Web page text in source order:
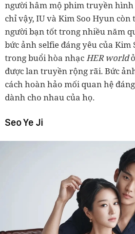
người hâm mộ phim truyền hình
chỉ vậy, IU và Kim Soo Hyun
người bạn tốt trong nhiều năm
bức ảnh selfie đáng yêu của Kim
trong buổi hòa nhạc HER world
được lan truyền rộng rãi. Bức
cách hoàn hảo mối quan hệ
dành cho nhau của họ.
Seo Ye Ji